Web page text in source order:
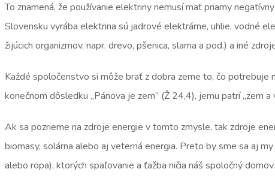
To znamená, že používanie elektriny nemusí mať priamy
Slovensku vyrába elektrina sú jadrové elektrárne, uhlie, vodné
žijúcich organizmov, napr. drevo, pšenica, slama a pod.) a iné
Každé spoločenstvo si môže brať z dobra zeme to, čo
konečnom dôsledku ,,Pánova je zem” (Ž 24,4), jemu patrí ,,zem
Ak sa pozrieme na zdroje energie v tomto zmysle, tak zdroje
biomasy, solárna alebo aj veterná energia. Preto by sme sa aj
alebo ropa), ktorých spaľovanie a ťažba ničia náš spoločný domov.